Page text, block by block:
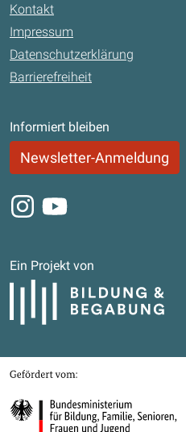
Kontakt
Impressum
Datenschutzerklärung
Barrierefreiheit
Informiert bleiben
Newsletter-Anmeldung
Instagram
Youtube
Ein Projekt von
Bildung und Begabung
Gefördert von
Bundesministerium für Bildung,